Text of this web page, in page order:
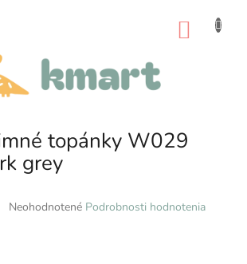
topánky W029
grey
Priemerné
Neohodnotené Podrobnosti hodnotenia